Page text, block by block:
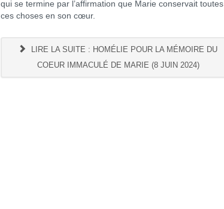
qui se termine par l’affirmation que Marie conservait toutes
ces choses en son cœur.
LIRE LA SUITE : HOMÉLIE POUR LA MÉMOIRE DU
COEUR IMMACULÉ DE MARIE (8 JUIN 2024)